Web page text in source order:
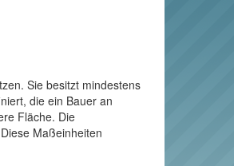
Sie besitzt mindestens
die ein Bauer an
Fläche. Die
Maßeinheiten